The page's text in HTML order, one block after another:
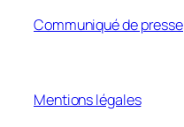
Communiqué de presse
Mentions légales